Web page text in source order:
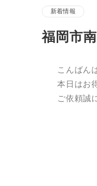
新着情報
福岡市
こんばん
本日はお
ご依頼誠